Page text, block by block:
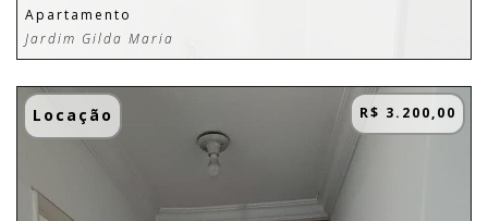
Apartamento
Jardim Gilda Maria
Locação R$ 3.200,00